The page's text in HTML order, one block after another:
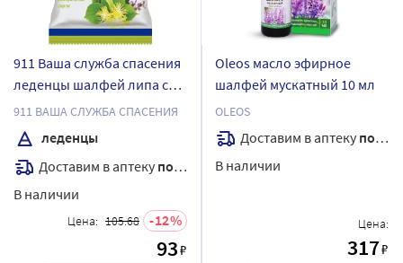
911 Ваша служба спасения
леденцы шалфей липа с
витамином с леденцы
массой 2,5 г 50 гр
911 ВАША СЛУЖБА СПАСЕНИЯ
леденцы
Доставим в аптеку послезавтра
В наличии
Цена: 105.68 12
93₽
Oleos масло эфирное
шалфей мускатный 10 мл
OLEOS
Доставим в аптеку послезавтра
В наличии
Цена:
317₽